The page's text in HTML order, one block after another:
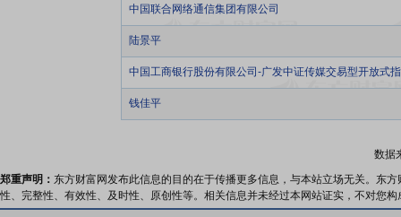
中国联合网络通信集团有限公司
陆景平
中国工商银行股份有限公司-广发中证传媒交易型开放式
钱佳平
数据
郑重声明： 东方财富网发布此信息的目的在于传播更多信息，与本站立场无关。东
性、完整性、有效性、及时性、原创性等。相关信息并未经过本网站证实，不对您